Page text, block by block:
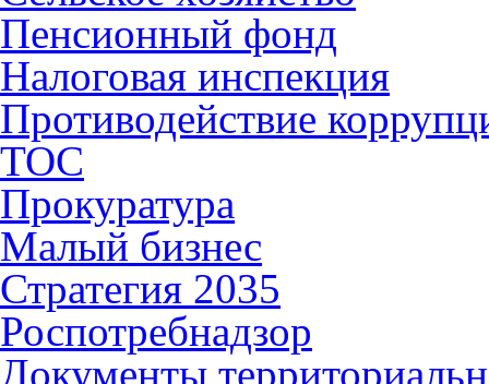
Пенсионный фонд
Налоговая инспекция
Противодействие
ТОС
Прокуратура
Малый бизнес
Стратегия 2035
Роспотребнадзор
Документы